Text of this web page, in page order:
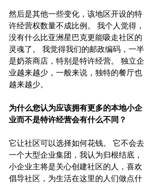
然后是其他一些变化，该地区开设的特
许经营权数量不成比例。 我个人觉得，
没有什么比亚洲星巴克更能吸走社区的
灵魂了。 我觉得我们的邮政编码，一半
是奶茶商店，特别是特许经营。 独立企
业越来越少，一般来说，独特的餐厅也
越来越少。
为什么您认为应该拥有更多的本地小企
业而不是特许经营会有什么不同？
它让社区可以选择如何花钱。 它不会去
一个大型企业集团，我认为归根结底，
小企业主将是关心创建社区的人，喜欢
倡导社区，为生活在这里的人们做点什